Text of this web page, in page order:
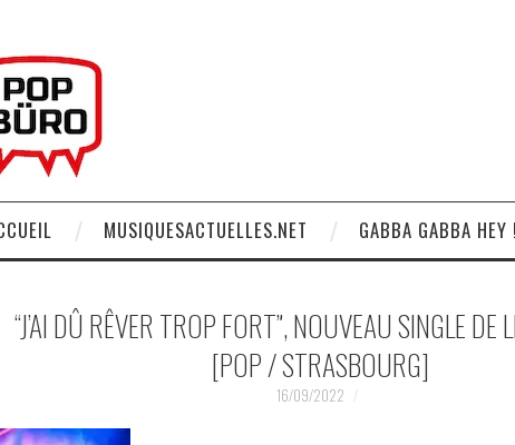
MUSIQUESACTUELLES.NET GABBA GABBA HEY !
“J’AI DÛ RÊVER TROP FORT”, NOUVEAU SINGLE DE
[POP / STRASBOURG]
16/09/2022